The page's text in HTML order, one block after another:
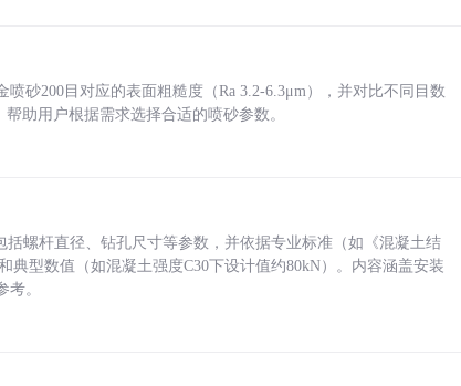
砂200目对应的表面粗糙度（Ra 3.2-6.3μm），并对比不同目数
助用户根据需求选择合适的喷砂参数。
螺杆直径、钻孔尺寸等参数，并依据专业标准（如《混凝土结
典型数值（如混凝土强度C30下设计值约80kN）。内容涵盖安装
。